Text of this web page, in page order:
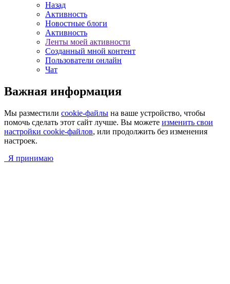
Назад
Активность
Новостные блоги
Активность
Ленты моей активности
Созданный мной контент
Пользователи онлайн
Чат
Важная информация
Мы разместили cookie-файлы на ваше устройство, чтобы
помочь сделать этот сайт лучше. Вы можете изменить свои
настройки cookie-файлов, или продолжить без изменения
настроек.
Я принимаю